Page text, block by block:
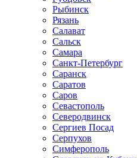
Рыбинск
Рязань
Салават
Сальск
Самара
Санкт-Петербург
Саранск
Саратов
Саров
Севастополь
Северодвинск
Сергиев Посад
Серпухов
Симферополь